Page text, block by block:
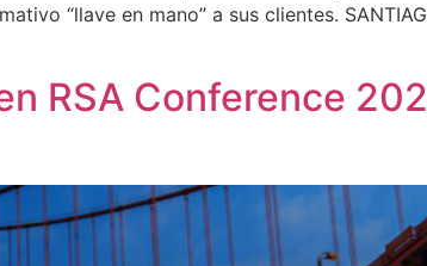
“llave en mano” a sus clientes.
RSA Conference